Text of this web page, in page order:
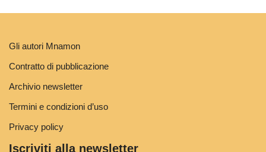
Gli autori Mnamon
Contratto di pubblicazione
Archivio newsletter
Termini e condizioni d’uso
Privacy policy
Iscriviti alla newsletter